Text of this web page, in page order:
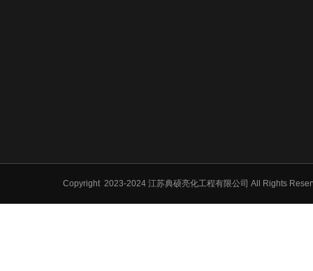
Copyright 2023-2024 江苏典硕亮化工程有限公司 All Rights